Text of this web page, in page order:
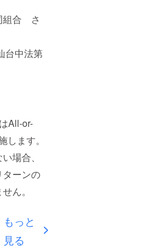
組合 さ
中法第
All-or-
します。
場合、
ーンの
ん。
もっと
見る